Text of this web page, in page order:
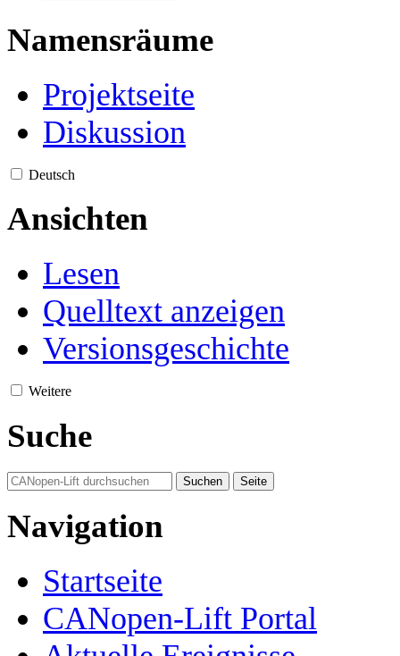
Namensräume
Projektseite
Diskussion
Deutsch
Ansichten
Lesen
Quelltext anzeigen
Versionsgeschichte
Weitere
Suche
Navigation
Startseite
CANopen-Lift Portal